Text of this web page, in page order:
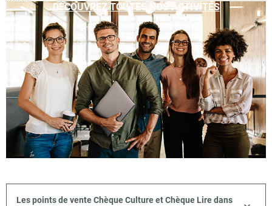
DÉCOUVREZ TOUTES NOS ACTIVITÉS
Les points de vente Chèque Culture et Chèque Lire dans